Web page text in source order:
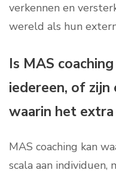
verkennen en
wereld als hun
Is MAS
iedereen, of zijn
waarin het
MAS coaching kan
scala aan individuen,